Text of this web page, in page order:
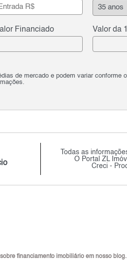
Financiado Valor da
de mercado e podem variar conforme
Todas as
O Portal ZL
Creci -
financiamento imobiliário em nosso